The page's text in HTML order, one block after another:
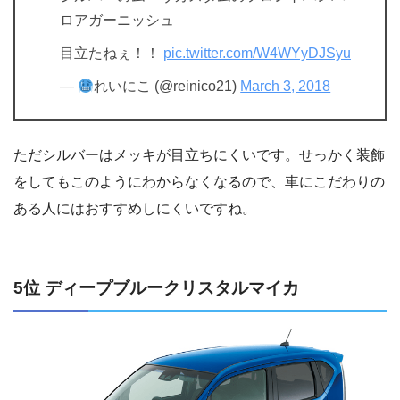
ロアガーニッシュ
目立たねぇ！！ pic.twitter.com/W4WYyDJSyu
— れいにこ (@reinico21) March 3, 2018
ただシルバーはメッキが目立ちにくいです。せっかく装飾
をしてもこのようにわからなくなるので、車にこだわりの
ある人にはおすすめしにくいですね。
5位 ディープブルークリスタルマイカ